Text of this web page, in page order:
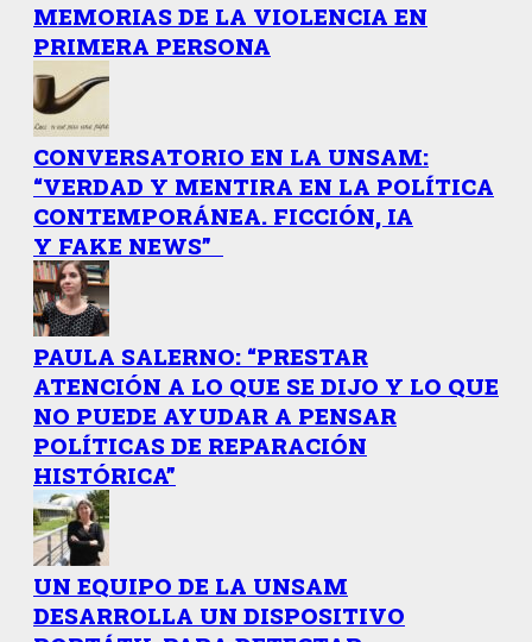
MEMORIAS DE LA VIOLENCIA EN
PRIMERA PERSONA
CONVERSATORIO EN LA UNSAM:
“VERDAD Y MENTIRA EN LA POLÍTICA
CONTEMPORÁNEA. FICCIÓN, IA
Y FAKE NEWS”
PAULA SALERNO: “PRESTAR
ATENCIÓN A LO QUE SE DIJO Y LO QUE
NO PUEDE AYUDAR A PENSAR
POLÍTICAS DE REPARACIÓN
HISTÓRICA”
UN EQUIPO DE LA UNSAM
DESARROLLA UN DISPOSITIVO